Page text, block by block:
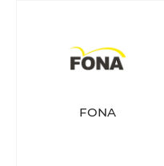
FONA